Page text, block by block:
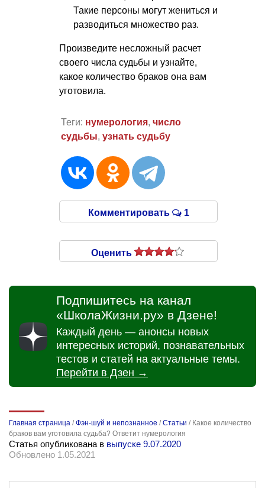
Такие персоны могут жениться и
разводиться множество раз.
Произведите несложный расчет
своего числа судьбы и узнайте,
какое количество браков она вам
уготовила.
Теги: нумерология, число
судьбы, узнать судьбу
Комментировать 1
Оценить
Подпишитесь на канал
«ШколаЖизни.ру» в Дзене!
Каждый день — анонсы новых
интересных историй, познавательных
тестов и статей на актуальные темы.
Перейти в Дзен →
Главная страница /Фэн-шуй и непознанное /Статьи / Какое количество
браков вам уготовила судьба? Ответит нумерология
Статья опубликована в выпуске 9.07.2020
Обновлено 1.05.2021